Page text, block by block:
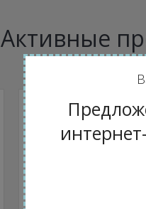
Активные